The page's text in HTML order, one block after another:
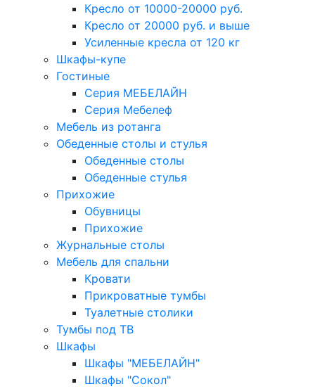
Кресло от 10000-20000 руб.
Кресло от 20000 руб. и выше
Усиленные кресла от 120 кг
Шкафы-купе
Гостиные
Серия МЕБЕЛАЙН
Серия Мебелеф
Мебель из ротанга
Обеденные столы и стулья
Обеденные столы
Обеденные стулья
Прихожие
Обувницы
Прихожие
Журнальные столы
Мебель для спальни
Кровати
Прикроватные тумбы
Туалетные столики
Тумбы под ТВ
Шкафы
Шкафы "МЕБЕЛАЙН"
Шкафы "Сокол"